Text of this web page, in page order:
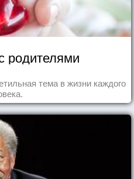
родителями
тема в жизни каждого